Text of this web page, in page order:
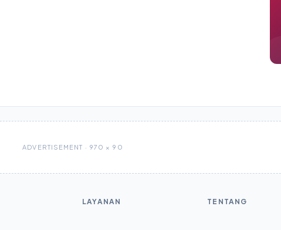
ADVERTISEMENT · 970 × 90
LAYANAN TENTANG